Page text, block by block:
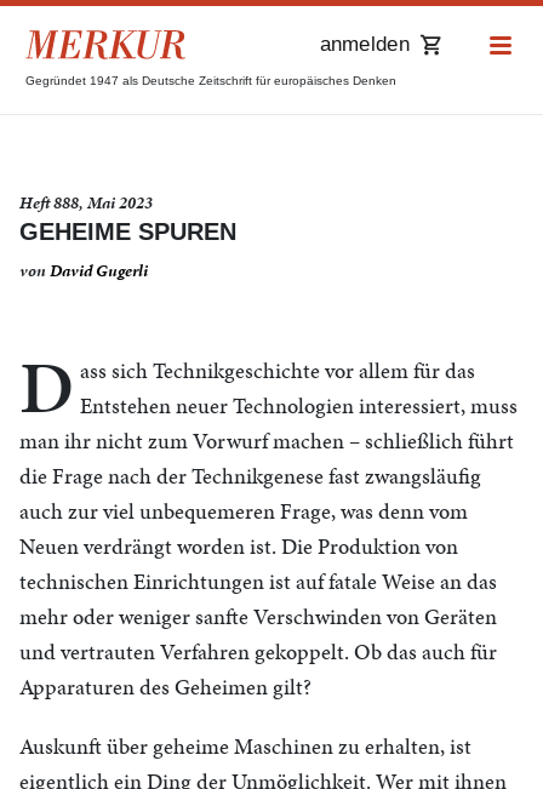
Gegründet 1947 als Deutsche Zeitschrift für europäisches Denken
anmelden
Heft 888, Mai 2023
GEHEIME SPUREN
vonDavid Gugerli
D ass sich Technikgeschichte vor allem für das
Entstehen neuer Technologien interessiert, muss
man ihr nicht zum Vorwurf machen – schließlich führt
die Frage nach der Technikgenese fast zwangsläufig
auch zur viel unbequemeren Frage, was denn vom
Neuen verdrängt worden ist. Die Produktion von
technischen Einrichtungen ist auf fatale Weise an das
mehr oder weniger sanfte Verschwinden von Geräten
und vertrauten Verfahren gekoppelt. Ob das auch für
Apparaturen des Geheimen gilt?
Auskunft über geheime Maschinen zu erhalten, ist
eigentlich ein Ding der Unmöglichkeit. Wer mit ihnen